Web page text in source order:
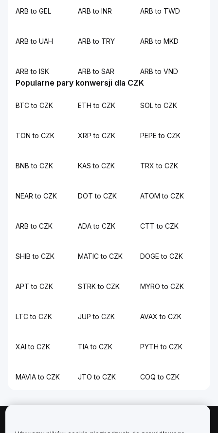
ARB to GEL ARB to INR ARB to TWD
ARB to UAH ARB to TRY ARB to MKD
ARB to ISK ARB to SAR ARB to VND
Popularne pary konwersji dla CZK
BTC to CZK ETH to CZK SOL to CZK
TON to CZK XRP to CZK PEPE to CZK
BNB to CZK KAS to CZK TRX to CZK
NEAR to CZK DOT to CZK ATOM to CZK
ARB to CZK ADA to CZK CTT to CZK
SHIB to CZK MATIC to CZK DOGE to CZK
APT to CZK STRK to CZK MYRO to CZK
LTC to CZK JUP to CZK AVAX to CZK
XAI to CZK TIA to CZK PYTH to CZK
MAVIA to CZK JTO to CZK COQ to CZK
Informacje